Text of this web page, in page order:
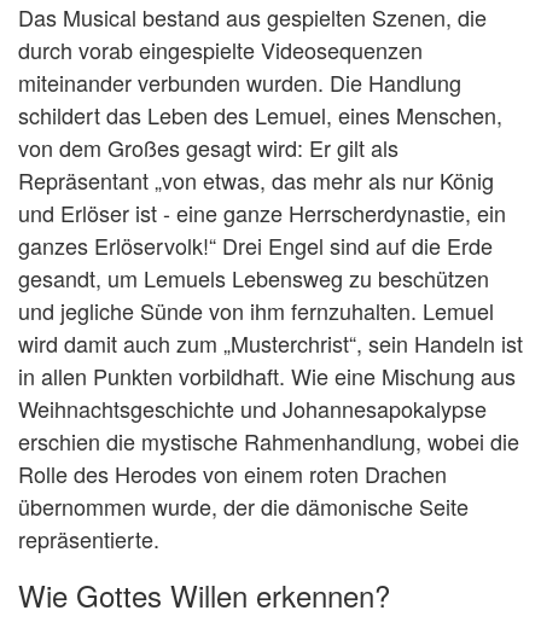
Das Musical bestand aus gespielten Szenen, die
durch vorab eingespielte Videosequenzen
miteinander verbunden wurden. Die Handlung
schildert das Leben des Lemuel, eines Menschen,
von dem Großes gesagt wird: Er gilt als
Repräsentant „von etwas, das mehr als nur König
und Erlöser ist - eine ganze Herrscherdynastie, ein
ganzes Erlöservolk!“ Drei Engel sind auf die Erde
gesandt, um Lemuels Lebensweg zu beschützen
und jegliche Sünde von ihm fernzuhalten. Lemuel
wird damit auch zum „Musterchrist“, sein Handeln ist
in allen Punkten vorbildhaft. Wie eine Mischung aus
Weihnachtsgeschichte und Johannesapokalypse
erschien die mystische Rahmenhandlung, wobei die
Rolle des Herodes von einem roten Drachen
übernommen wurde, der die dämonische Seite
repräsentierte.
Wie Gottes Willen erkennen?